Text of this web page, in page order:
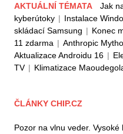
AKTUÁLNÍ TÉMATA Jak
kyberútoky | Instalace
skládací Samsung | Konec
11 zdarma | Anthropic
Aktualizace Androidu 16 |
TV | Klimatizace
ČLÁNKY CHIP.CZ
Pozor na vlnu veder.